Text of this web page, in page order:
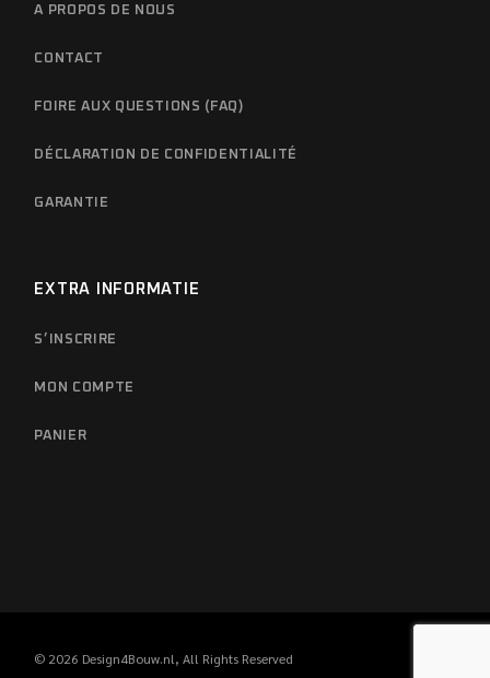
A PROPOS DE NOUS
CONTACT
FOIRE AUX QUESTIONS (FAQ)
DÉCLARATION DE CONFIDENTIALITÉ
GARANTIE
EXTRA INFORMATIE
S’INSCRIRE
MON COMPTE
PANIER
© 2026 Design4Bouw.nl, All Rights Reserved